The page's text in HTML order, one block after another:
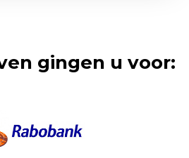
gingen u voor: